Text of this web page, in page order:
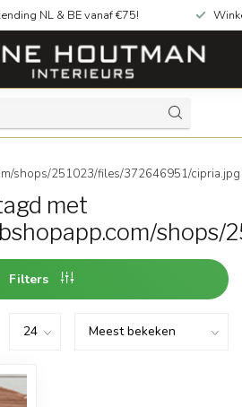
NL & BE vanaf €75!
shops/251023/files/372646951/cipria.jpg
met
Filters